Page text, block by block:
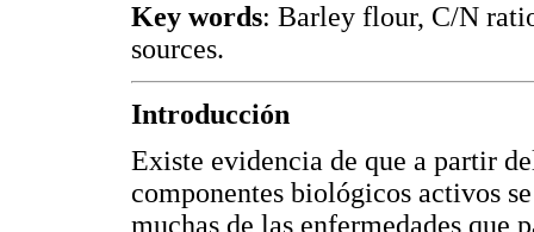
Key words: Barley flour, C/N
sources.
Introducción
Existe evidencia de que a partir
componentes biológicos activos
muchas de las enfermedades